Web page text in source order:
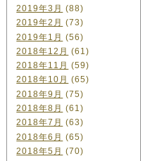
2019年3月 (88)
2019年2月 (73)
2019年1月 (56)
2018年12月 (61)
2018年11月 (59)
2018年10月 (65)
2018年9月 (75)
2018年8月 (61)
2018年7月 (63)
2018年6月 (65)
2018年5月 (70)